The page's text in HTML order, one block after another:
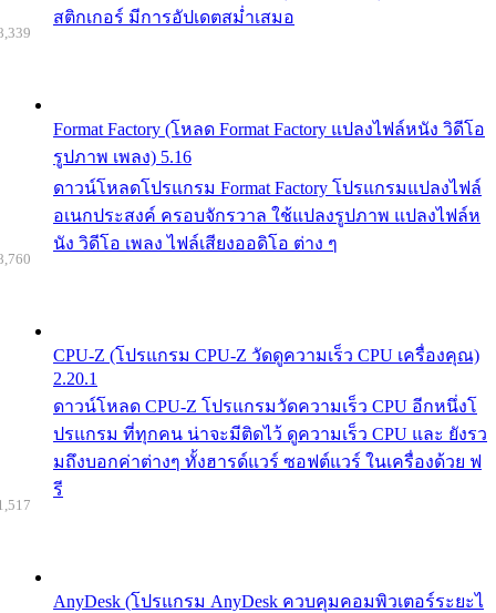
สติกเกอร์ มีการอัปเดตสม่ำเสมอ
Format Factory (โหลด Format Factory แปลงไฟล์หนัง วิดีโอ
รูปภาพ เพลง) 5.16
ดาวน์โหลดโปรแกรม Format Factory โปรแกรมแปลงไฟล์
อเนกประสงค์ ครอบจักรวาล ใช้แปลงรูปภาพ แปลงไฟล์ห
นัง วิดีโอ เพลง ไฟล์เสียงออดิโอ ต่าง ๆ
CPU-Z (โปรแกรม CPU-Z วัดดูความเร็ว CPU เครื่องคุณ)
2.20.1
ดาวน์โหลด CPU-Z โปรแกรมวัดความเร็ว CPU อีกหนึ่งโ
ปรแกรม ที่ทุกคน น่าจะมีติดไว้ ดูความเร็ว CPU และ ยังรว
มถึงบอกค่าต่างๆ ทั้งฮารด์แวร์ ซอฟต์แวร์ ในเครื่องด้วย ฟ
รี
AnyDesk (โปรแกรม AnyDesk ควบคุมคอมพิวเตอร์ระยะไ